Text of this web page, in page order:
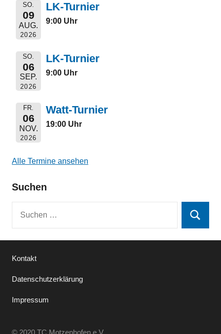
SO.
09
AUG.
2026
LK-Turnier
9:00 Uhr
SO.
06
SEP.
2026
LK-Turnier
9:00 Uhr
FR.
06
NOV.
2026
Watt-Turnier
19:00 Uhr
Alle Termine ansehen
Suchen
Suchen
Kontakt
Datenschutzerklärung
Impressum
© 2020 TC Motzenhofen e.V.